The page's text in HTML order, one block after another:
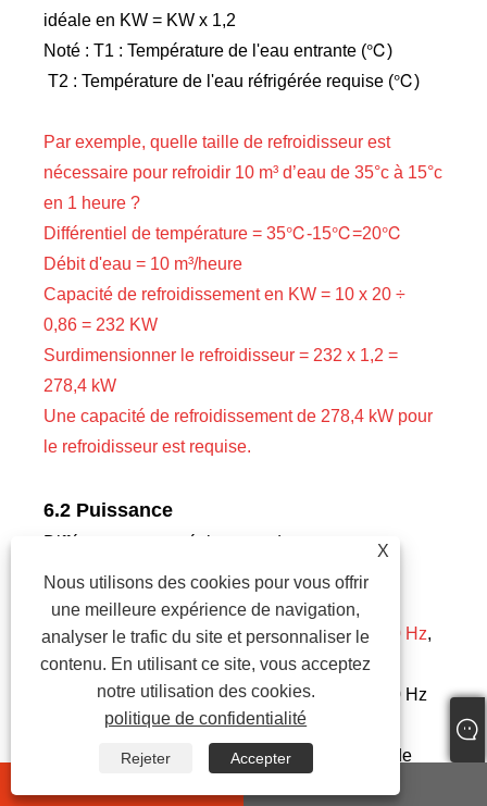
idéale en KW = KW x 1,2
Noté : T1 : Température de l'eau entrante (℃)
T2 : Température de l'eau réfrigérée requise (℃)
Par exemple, quelle taille de refroidisseur est
nécessaire pour refroidir 10 m³ d’eau de 35°c à 15°c
en 1 heure ?
Différentiel de température = 35℃-15℃=20℃
Débit d'eau = 10 m³/heure
Capacité de refroidissement en KW = 10 x 20 ÷
0,86 = 232 KW
Surdimensionner le refroidisseur = 232 x 1,2 =
278,4 kW
Une capacité de refroidissement de 278,4 kW pour
le refroidisseur est requise.
6.2 Puissance
Différents pays et régions ont des normes
différentes pour l'électricité industrielle, les
alimentations courantes sont
208-230 V, 380-420 V, 440-480 V, 50 Hz ou 60 Hz,
3 phases.
Aux Philippines, l'alimentation est de 220 V 60 Hz
3PH, 380 V 60 Hz 3PH, 460 V 60 Hz 3PH ;
à Singapour et en Malaisie, l'alimentation est de
X
Nous utilisons des cookies pour vous offrir
une meilleure expérience de navigation,
analyser le trafic du site et personnaliser le
contenu. En utilisant ce site, vous acceptez
notre utilisation des cookies.
politique de confidentialité
Rejeter Accepter